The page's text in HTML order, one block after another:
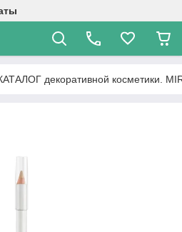
декоративной косметики.